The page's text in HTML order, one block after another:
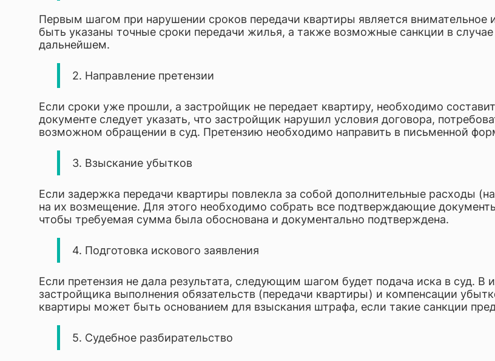
Первым шагом при нарушении сроков передачи квартиры является внимательное
быть указаны точные сроки передачи жилья, а также возможные санкции в
дальнейшем.
2. Направление претензии
Если сроки уже прошли, а застройщик не передает квартиру, необходимо
документе следует указать, что застройщик нарушил условия договора,
возможном обращении в суд. Претензию необходимо направить в письменной
3. Взыскание убытков
Если задержка передачи квартиры повлекла за собой дополнительные расходы
на их возмещение. Для этого необходимо собрать все подтверждающие
чтобы требуемая сумма была обоснована и документально подтверждена.
4. Подготовка искового заявления
Если претензия не дала результата, следующим шагом будет подача иска в суд. В
застройщика выполнения обязательств (передачи квартиры) и компенсации
квартиры может быть основанием для взыскания штрафа, если такие санкции
5. Судебное разбирательство